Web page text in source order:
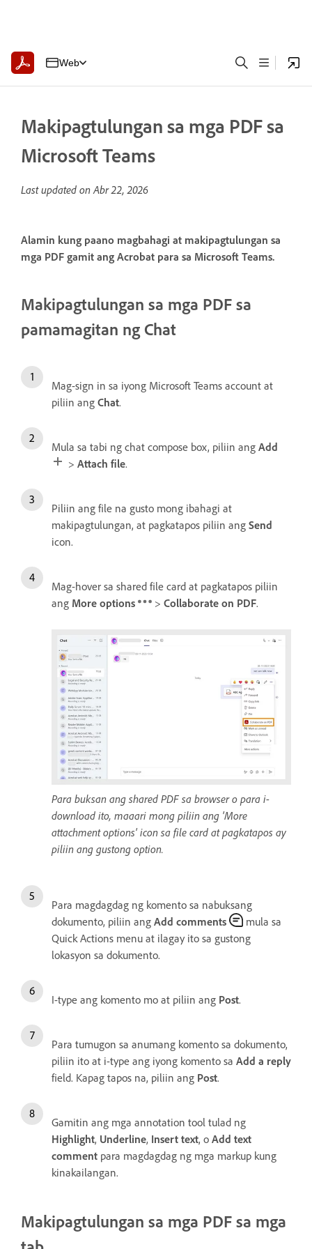
Web
Makipagtulungan sa mga PDF sa
Microsoft Teams
Last updated onAbr 22, 2026
Alamin kung paano magbahagi at makipagtulungan sa
mga PDF gamit ang Acrobat para sa Microsoft Teams.
Makipagtulungan sa mga PDF sa
pamamagitan ng Chat
Mag-sign in sa iyong Microsoft Teams account at
piliin ang Chat.
Mula sa tabi ng chat compose box, piliin ang Add
> Attach file.
Piliin ang file na gusto mong ibahagi at
makipagtulungan, at pagkatapos piliin ang Send
icon.
Mag-hover sa shared file card at pagkatapos piliin
ang More options > Collaborate on PDF.
Para buksan ang shared PDF sa browser o para i-
download ito, maaari mong piliin ang 'More
attachment options' icon sa file card at pagkatapos ay
piliin ang gustong option.
Para magdagdag ng komento sa nabuksang
dokumento, piliin ang Add comments
mula sa
Quick Actions menu at ilagay ito sa gustong
lokasyon sa dokumento.
I-type ang komento mo at piliin ang Post.
Para tumugon sa anumang komento sa dokumento,
piliin ito at i-type ang iyong komento sa Add a reply
field. Kapag tapos na, piliin ang Post.
Gamitin ang mga annotation tool tulad ng
Highlight, Underline, Insert text, o Add text
comment para magdagdag ng mga markup kung
kinakailangan.
Makipagtulungan sa mga PDF sa mga